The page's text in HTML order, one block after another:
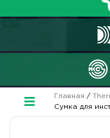
Главная /
Сумка для